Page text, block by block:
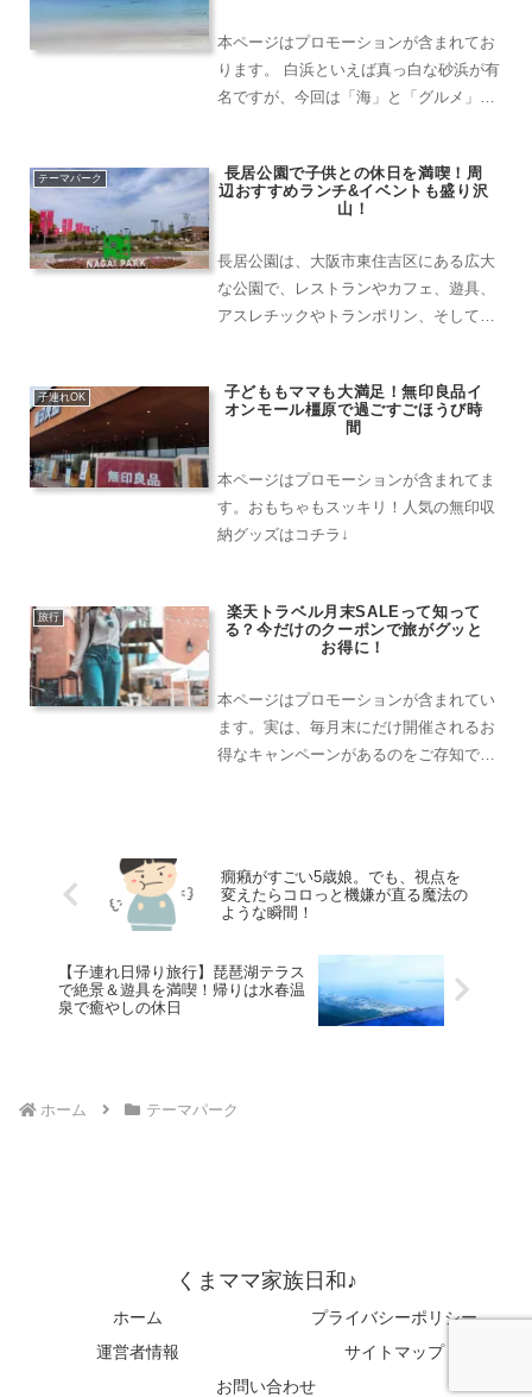
本ページはプロモーションが含まれてお
ります。 白浜といえば真っ白な砂浜が有
名ですが、今回は「海」と「グルメ」、
セス車の場合阪和自動車道を利用して約
2時間半。「南紀白浜I...
テーマパーク
長居公園で子供との休日を満喫！周
辺おすすめランチ&イベントも盛り沢
山！
長居公園は、大阪市東住吉区にある広大
な公園で、レストランやカフェ、遊具、
アスレチックやトランポリン、そして夏
咲く植物園では、夜はチームラボのボタ
ニカルガーデンも開催。素敵なイルミネ
子連れOK
子どももママも大満足！無印良品イ
オンモール橿原で過ごすごほうび時
間
本ページはプロモーションが含まれてま
す。おもちゃもスッキリ！人気の無印収
納グッズはコチラ↓
旅行
楽天トラベル月末SALEって知って
る？今だけのクーポンで旅がグッと
お得に！
本ページはプロモーションが含まれてい
ます。実は、毎月末にだけ開催されるお
得なキャンペーンがあるのをご存知でし
癇癪がすごい5歳娘。でも、視点を
変えたらコロっと機嫌が直る魔法の
ような瞬間！
【子連れ日帰り旅行】琵琶湖テラス
で絶景＆遊具を満喫！帰りは水春温
泉で癒やしの休日
ホーム テーマパーク
くまママ家族日和♪
ホーム
プライバシーポリシー
運営者情報
サイトマップ
お問い合わせ